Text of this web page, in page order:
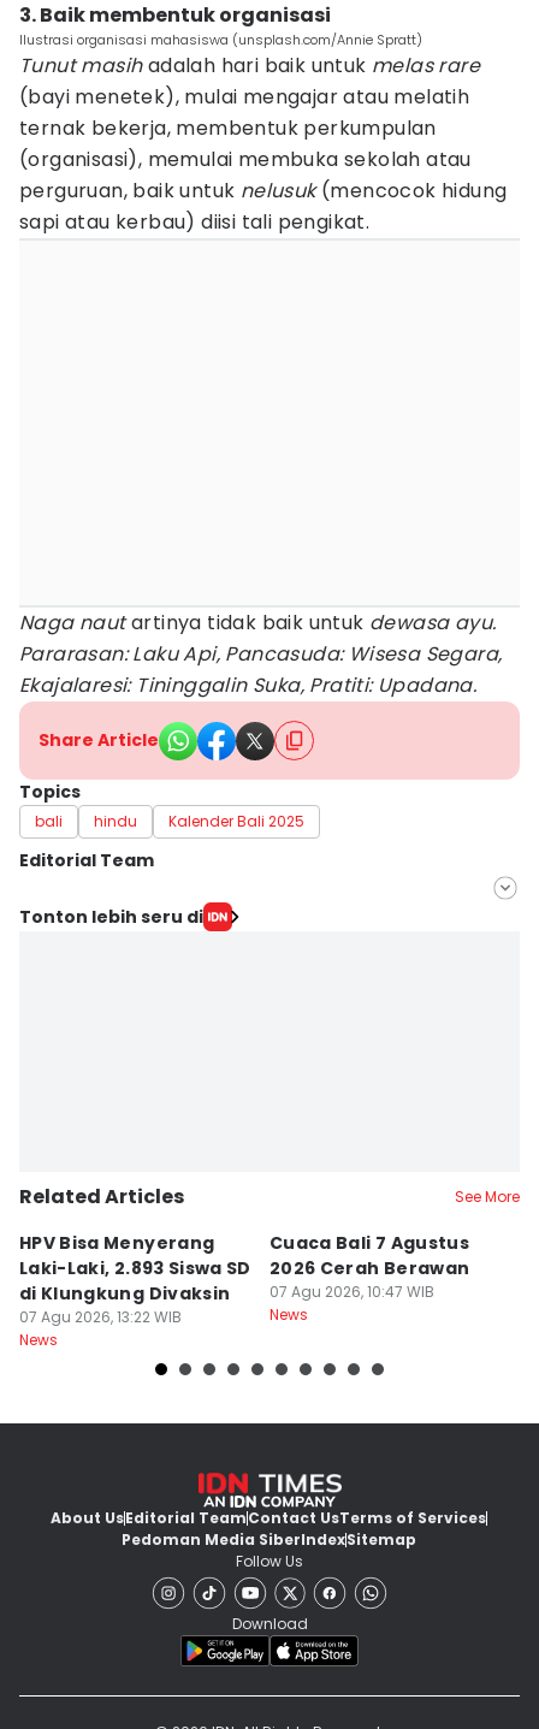
3. Baik membentuk organisasi
Ilustrasi organisasi mahasiswa (unsplash.com/Annie Spratt)
Tunut masihadalah hari baik untuk melas rare
(bayi menetek), mulai mengajar atau melatih
ternak bekerja, membentuk perkumpulan
(organisasi), memulai membuka sekolah atau
perguruan, baik untuk nelusuk(mencocok hidung
sapi atau kerbau) diisi tali pengikat.
Naga nautartinya tidak baik untuk dewasa ayu.
Pararasan: Laku Api, Pancasuda: Wisesa Segara,
Ekajalaresi: Tininggalin Suka, Pratiti: Upadana.
Share Article
Topics
bali hindu Kalender Bali 2025
Editorial Team
Editor
Tonton lebih seru di
Related Articles See More
HPV Bisa Menyerang
Laki-Laki, 2.893 Siswa SD
di Klungkung Divaksin
07 Agu 2026, 13:22 WIB
News
Cuaca Bali 7 Agustus
2026 Cerah Berawan
07 Agu 2026, 10:47 WIB
News
About UsEditorial TeamContact UsTerms of Services
Pedoman Media SiberIndexSitemap
Follow Us
Download